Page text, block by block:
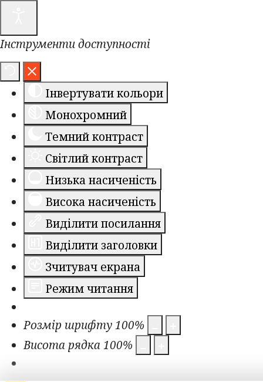
Інструменти доступності
Інвертувати кольори
Монохромний
Темний контраст
Світлий контраст
Низька насиченість
Висока насиченість
Виділити посилання
Виділити заголовки
Зчитувач екрана
Режим читання
Розмір шрифту100%
Висота рядка100%